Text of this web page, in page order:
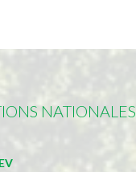
NATIONALES